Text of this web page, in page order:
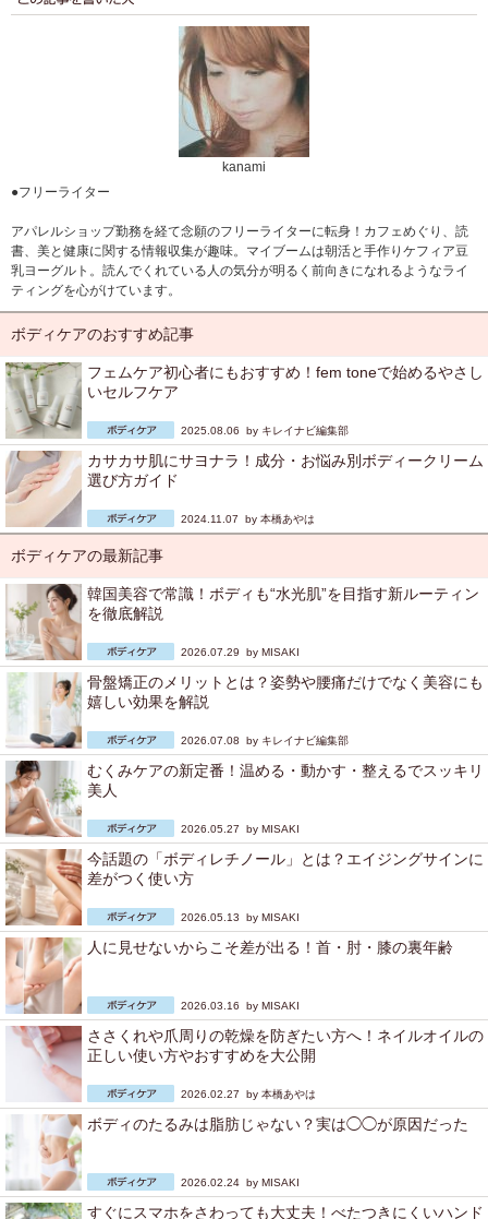
kanami
●フリーライター
アパレルショップ勤務を経て念願のフリーライターに転身！カフェめぐり、読
書、美と健康に関する情報収集が趣味。マイブームは朝活と手作りケフィア豆
乳ヨーグルト。読んでくれている人の気分が明るく前向きになれるようなライ
ティングを心がけています。
ボディケアのおすすめ記事
フェムケア初心者にもおすすめ！fem toneで始めるやさし
いセルフケア
2025.08.06 by キレイナビ編集部
カサカサ肌にサヨナラ！成分・お悩み別ボディークリーム
選び方ガイド
2024.11.07 by 本橋あやは
ボディケアの最新記事
韓国美容で常識！ボディも“水光肌”を目指す新ルーティン
を徹底解説
2026.07.29 by MISAKI
骨盤矯正のメリットとは？姿勢や腰痛だけでなく美容にも
嬉しい効果を解説
2026.07.08 by キレイナビ編集部
むくみケアの新定番！温める・動かす・整えるでスッキリ
美人
2026.05.27 by MISAKI
今話題の「ボディレチノール」とは？エイジングサインに
差がつく使い方
2026.05.13 by MISAKI
人に見せないからこそ差が出る！首・肘・膝の裏年齢
2026.03.16 by MISAKI
ささくれや爪周りの乾燥を防ぎたい方へ！ネイルオイルの
正しい使い方やおすすめを大公開
2026.02.27 by 本橋あやは
ボディのたるみは脂肪じゃない？実は◯◯が原因だった
2026.02.24 by MISAKI
すぐにスマホをさわっても大丈夫！べたつきにくいハンド